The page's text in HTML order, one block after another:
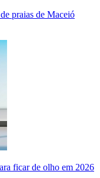
praias de Maceió
ficar de olho em 2026